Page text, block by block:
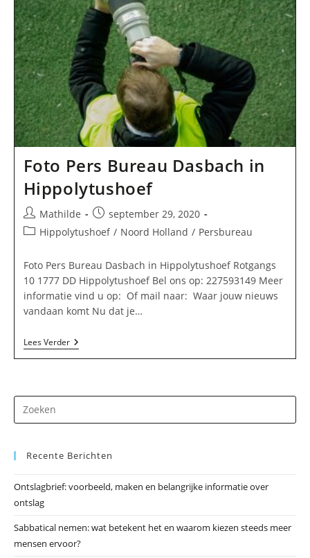
Foto Pers Bureau Dasbach in
Hippolytushoef
Bericht
auteur:
Mathilde
Bericht
gepubliceerd
september 29, 2020
Berichtcategorie:
Hippolytushoef / Noord Holland / Persbureau
Foto Pers Bureau Dasbach in Hippolytushoef Rotgangs
10 1777 DD Hippolytushoef Bel ons op: 227593149 Meer
informatie vind u op: Of mail naar: Waar jouw nieuws
vandaan komt Nu dat je…
Lees VerderFoto
Pers
Hippolytushoef
op
Recente Berichten
Ontslagbrief: voorbeeld, maken en belangrijke informatie over
ontslag
Sabbatical nemen: wat betekent het en waarom kiezen steeds meer
mensen ervoor?